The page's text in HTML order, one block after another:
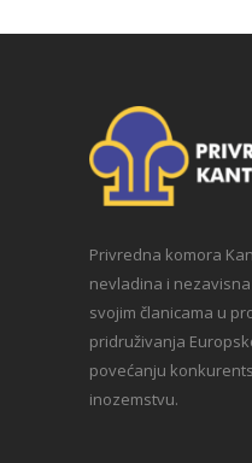
Privredna komora
nevladina i
svojim članicama u
pridruživanja
povećanju
inozemstvu.